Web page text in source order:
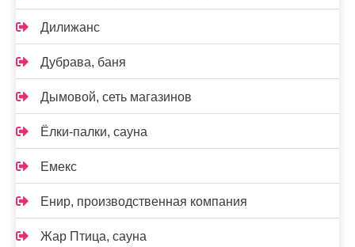
Дилижанс
Дубрава, баня
Дымовой, сеть магазинов
Ёлки-палки, сауна
Емекс
Енир, производственная компания
Жар Птица, сауна